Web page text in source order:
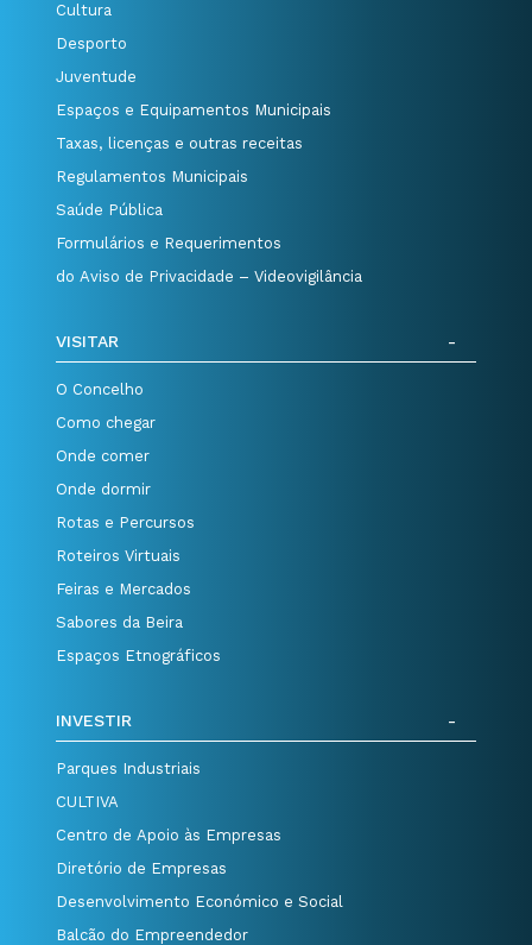
Cultura
Desporto
Juventude
Espaços e Equipamentos Municipais
Taxas, licenças e outras receitas
Regulamentos Municipais
Saúde Pública
Formulários e Requerimentos
do Aviso de Privacidade – Videovigilância
VISITAR
O Concelho
Como chegar
Onde comer
Onde dormir
Rotas e Percursos
Roteiros Virtuais
Feiras e Mercados
Sabores da Beira
Espaços Etnográficos
INVESTIR
Parques Industriais
CULTIVA
Centro de Apoio às Empresas
Diretório de Empresas
Desenvolvimento Económico e Social
Balcão do Empreendedor